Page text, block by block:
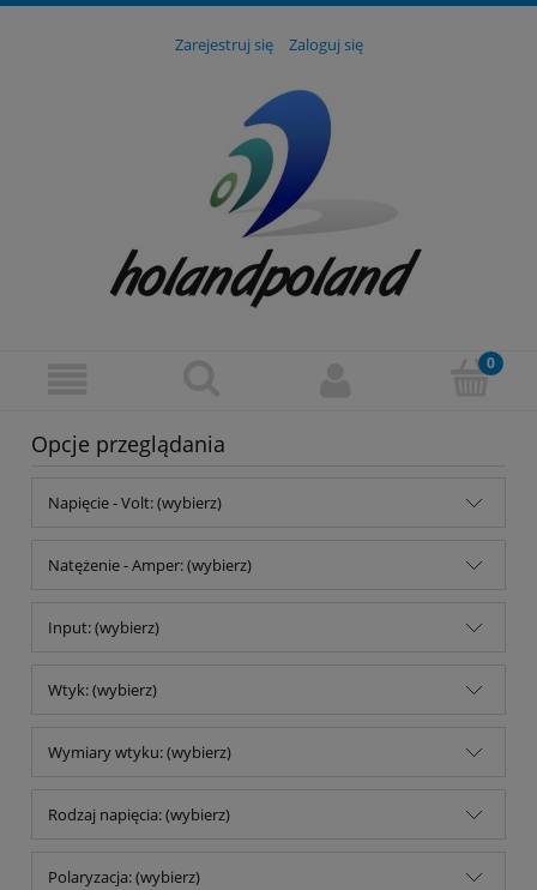
Zarejestruj się Zaloguj się
Opcje przeglądania
Napięcie - Volt: (wybierz)
Natężenie - Amper: (wybierz)
Input: (wybierz)
Wtyk: (wybierz)
Wymiary wtyku: (wybierz)
Rodzaj napięcia: (wybierz)
Polaryzacja: (wybierz)